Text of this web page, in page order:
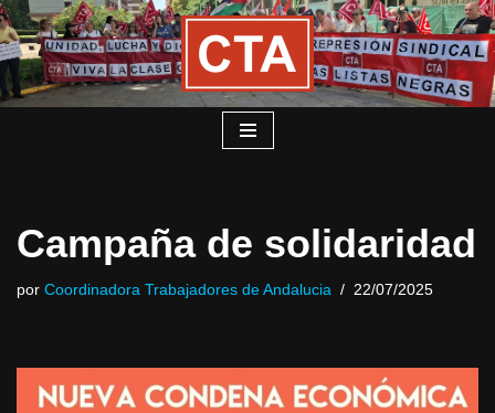
Saltar
al
contenido
Campaña de solidaridad
por Coordinadora Trabajadores de Andalucia 22/07/2025